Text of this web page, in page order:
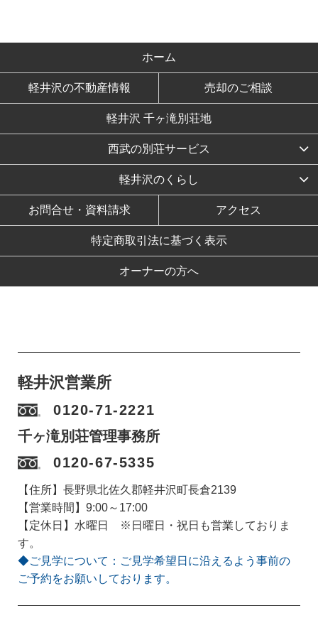
ホーム
軽井沢の不動産情報 売却のご相談
軽井沢 千ヶ滝別荘地
西武の別荘サービス
軽井沢のくらし
お問合せ・資料請求 アクセス
特定商取引法に基づく表示
オーナーの方へ
軽井沢営業所
0120-71-2221
千ヶ滝別荘管理事務所
0120-67-5335
【住所】長野県北佐久郡軽井沢町長倉2139
【営業時間】9:00～17:00
【定休日】水曜日 ※日曜日・祝日も営業しておりま
す。
◆ご見学について：ご見学希望日に沿えるよう事前の
ご予約をお願いしております。